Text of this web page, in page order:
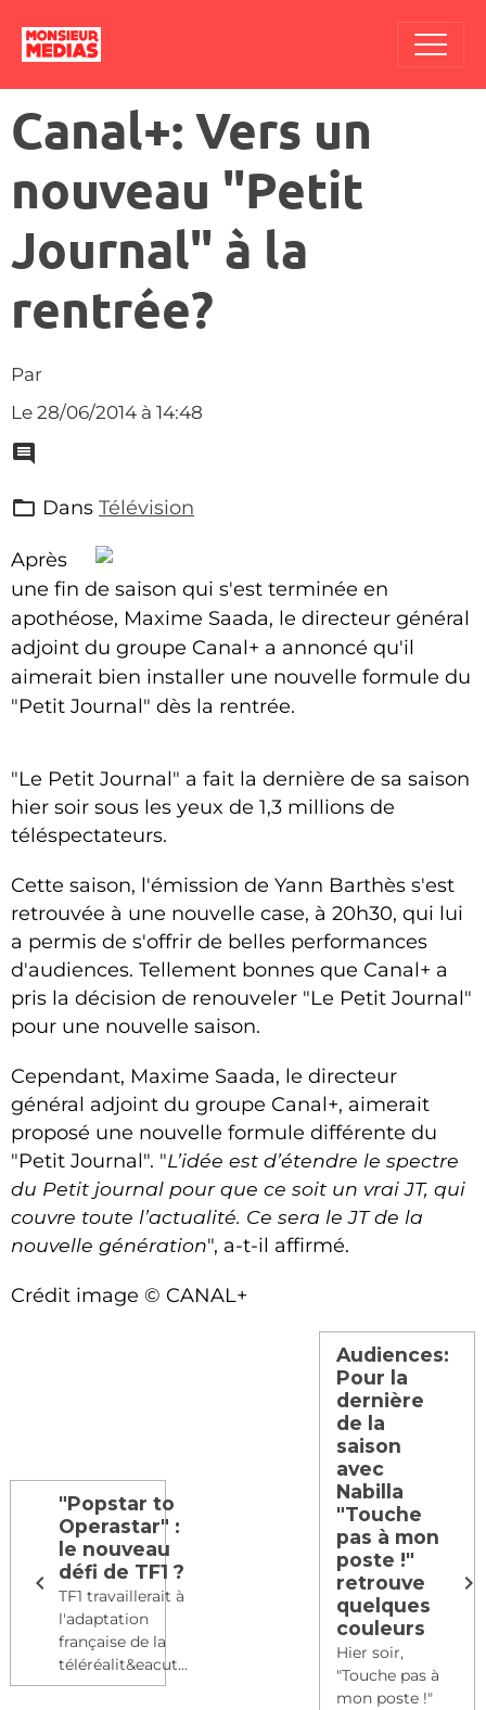
Canal+: Vers un
nouveau "Petit
Journal" à la
rentrée?
Par
Le 28/06/2014 à 14:48
Dans Télévision
Après
une fin de saison qui s'est terminée en
apothéose, Maxime Saada, le directeur général
adjoint du groupe Canal+ a annoncé qu'il
aimerait bien installer une nouvelle formule du
"Petit Journal" dès la rentrée.
"Le Petit Journal" a fait la dernière de sa saison
hier soir sous les yeux de 1,3 millions de
téléspectateurs.
Cette saison, l'émission de Yann Barthès s'est
retrouvée à une nouvelle case, à 20h30, qui lui
a permis de s'offrir de belles performances
d'audiences. Tellement bonnes que Canal+ a
pris la décision de renouveler "Le Petit Journal"
pour une nouvelle saison.
Cependant, Maxime Saada, le directeur
général adjoint du groupe Canal+, aimerait
proposé une nouvelle formule différente du
"Petit Journal". "L’idée est d’étendre le spectre
du Petit journal pour que ce soit un vrai JT, qui
couvre toute l’actualité. Ce sera le JT de la
nouvelle génération", a-t-il affirmé.
Crédit image © CANAL+
"Popstar to
Operastar" :
le nouveau
défi de TF1 ?
TF1 travaillerait à
l'adaptation
française de la
téléréalit&eacut...
Audiences:
Pour la
dernière
de la
saison
avec
Nabilla
"Touche
pas à mon
poste !"
retrouve
quelques
couleurs
Hier soir,
"Touche pas à
mon poste !"